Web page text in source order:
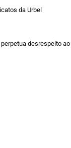
da Urbel
perpetua desrespeito